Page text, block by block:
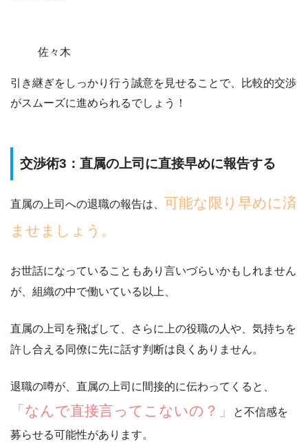
佐々木
引き継ぎをしっかり行う誠意を見せることで、比較的交渉
がスムーズに進められるでしょう！
交渉術3：直属の上司に直接早めに報告する
直属の上司への退職の報告は、 可能な限り早めに済
ませましょう。
お世話になっていることもあり言いづらいかもしれません
が、組織の中で働いている以上、
直属の上司を飛ばして、
さらに上の役職の人や、気持ちを
許し合える同僚に先に話す判断は良くありません。
退職の噂が、直属の上司に間接的に伝わってくると、
「なんで直接言ってこないの？」
と不信感を
募らせる可能性があります。